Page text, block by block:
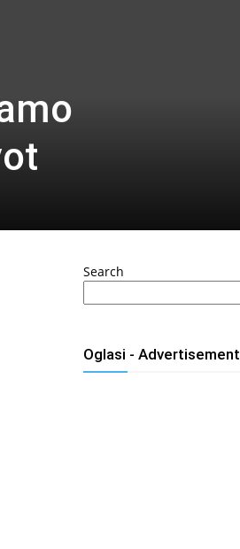
Search
Oglasi - Advertisement